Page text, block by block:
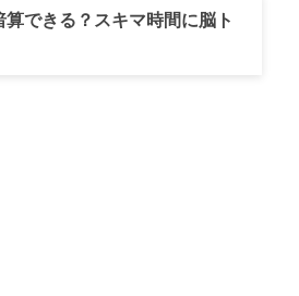
かけます。
できる？スキマ時間に脳ト